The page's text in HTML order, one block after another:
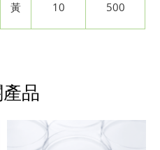
黃 10 500
品